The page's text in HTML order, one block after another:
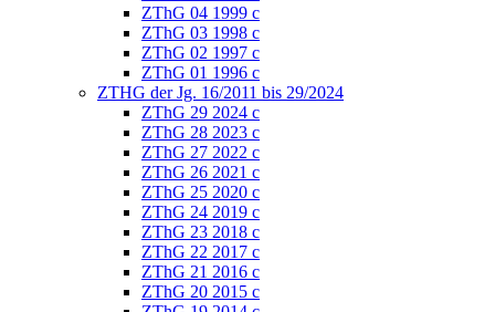
ZThG 04 1999 c
ZThG 03 1998 c
ZThG 02 1997 c
ZThG 01 1996 c
ZTHG der Jg. 16/2011 bis 29/2024
ZThG 29 2024 c
ZThG 28 2023 c
ZThG 27 2022 c
ZThG 26 2021 c
ZThG 25 2020 c
ZThG 24 2019 c
ZThG 23 2018 c
ZThG 22 2017 c
ZThG 21 2016 c
ZThG 20 2015 c